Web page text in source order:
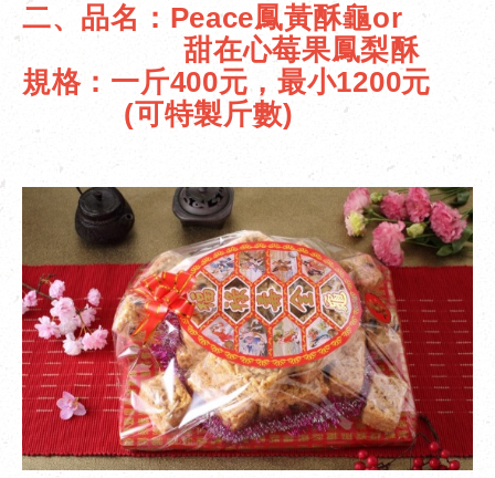
二、品名：Peace鳳黃酥龜or
甜在心莓果鳳梨酥
規格：一斤400元，最小1200元
(可特製斤數)